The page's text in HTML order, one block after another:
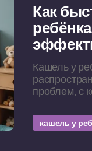
Как
Кашель у
проблем, с
кашель у